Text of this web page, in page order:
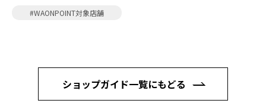
#WAONPOINT対象店舗
ショップガイド一覧にもどる